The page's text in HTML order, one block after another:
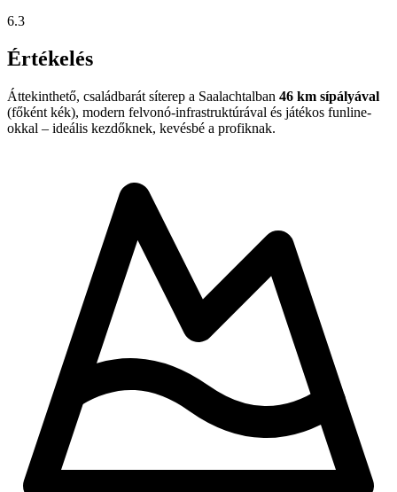
6.3
Értékelés
Áttekinthető, családbarát síterep a Saalachtalban 46 km sípályával
(főként kék), modern felvonó-infrastruktúrával és játékos funline-
okkal – ideális kezdőknek, kevésbé a profiknak.